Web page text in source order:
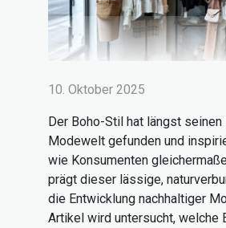
10. Oktober 2025
Der Boho-Stil hat längst
Modewelt gefunden und
wie Konsumenten
prägt dieser lässige,
die Entwicklung nachhaltiger
Artikel wird untersucht, welche